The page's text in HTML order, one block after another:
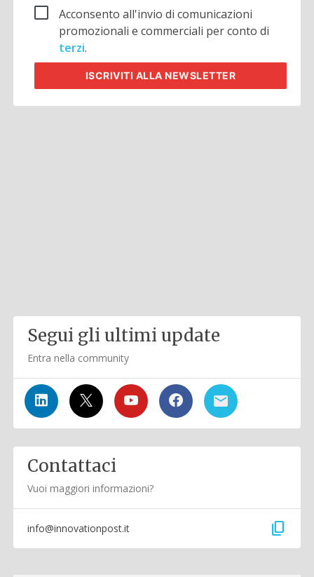
Acconsento all'invio di comunicazioni
promozionali e commerciali per conto di
terzi.
ISCRIVITI ALLA NEWSLETTER
Segui gli ultimi update
Entra nella community
Contattaci
Vuoi maggiori informazioni?
info@innovationpost.it content_copy